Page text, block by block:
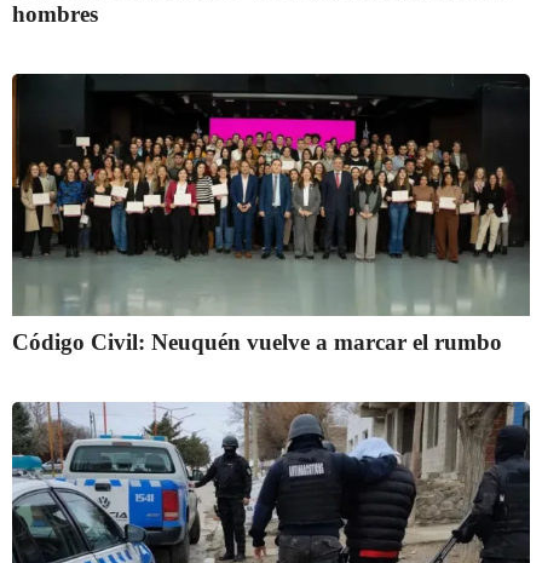
hombres
Código Civil: Neuquén vuelve a marcar el rumbo